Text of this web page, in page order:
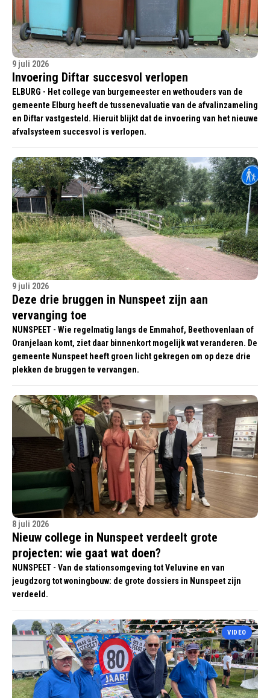
9 juli 2026
Invoering Diftar succesvol verlopen
ELBURG - Het college van burgemeester en wethouders van de
gemeente Elburg heeft de tussenevaluatie van de afvalinzameling
en Diftar vastgesteld. Hieruit blijkt dat de invoering van het nieuwe
afvalsysteem succesvol is verlopen.
9 juli 2026
Deze drie bruggen in Nunspeet zijn aan
vervanging toe
NUNSPEET - Wie regelmatig langs de Emmahof, Beethovenlaan of
Oranjelaan komt, ziet daar binnenkort mogelijk wat veranderen. De
gemeente Nunspeet heeft groen licht gekregen om op deze drie
plekken de bruggen te vervangen.
8 juli 2026
Nieuw college in Nunspeet verdeelt grote
projecten: wie gaat wat doen?
NUNSPEET - Van de stationsomgeving tot Veluvine en van
jeugdzorg tot woningbouw: de grote dossiers in Nunspeet zijn
verdeeld.
VIDEO